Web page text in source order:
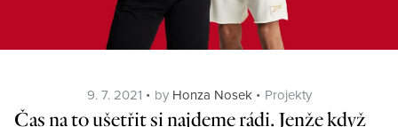
Posted
on
9. 7. 2021 by Honza Nosek Categories
Projekty
Čas na to ušetřit si najdeme rádi. Jenže když